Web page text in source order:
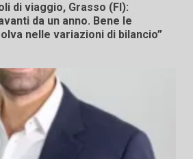
di viaggio, Grasso (FI):
da un anno. Bene le
nelle variazioni di bilancio”